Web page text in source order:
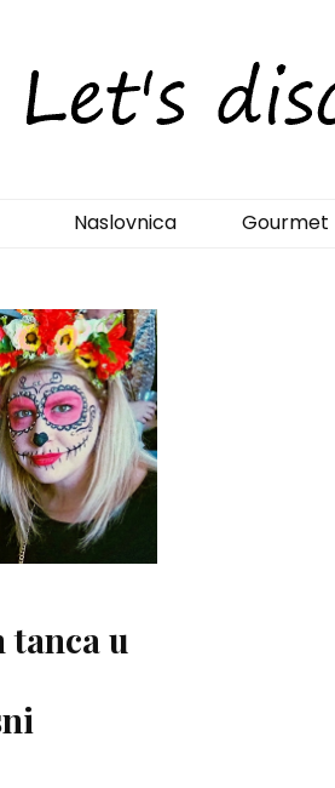
Naslovnica Gourmet
tanca u